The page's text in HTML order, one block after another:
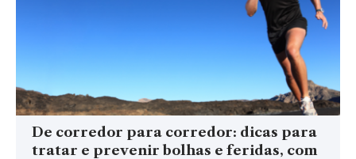
De corredor para corredor: dicas para
tratar e prevenir bolhas e feridas, com